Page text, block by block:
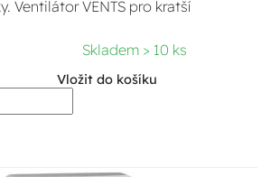
Ventilátor VENTS pro kratší
Skladem > 10 ks
Vložit do košíku